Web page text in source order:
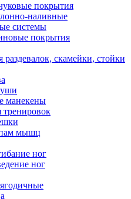
покрытия
наливные
системы
покрытия
скамейки, стойки
манекены
мышц
ног
ног